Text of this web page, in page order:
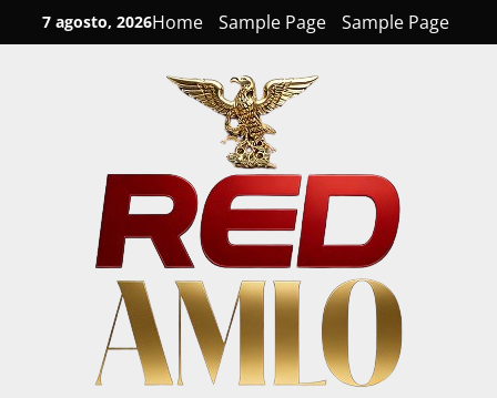
to
7 agosto, 2026Home Sample Page Sample Page